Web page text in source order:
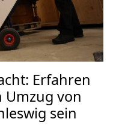
Erfahren
Umzug von
sein